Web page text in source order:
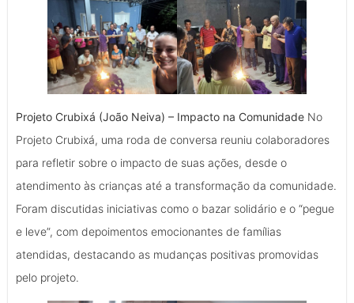
Projeto Crubixá (João Neiva) – Impacto na Comunidade No
Projeto Crubixá, uma roda de conversa reuniu colaboradores
para refletir sobre o impacto de suas ações, desde o
atendimento às crianças até a transformação da comunidade.
Foram discutidas iniciativas como o bazar solidário e o “pegue
e leve”, com depoimentos emocionantes de famílias
atendidas, destacando as mudanças positivas promovidas
pelo projeto.